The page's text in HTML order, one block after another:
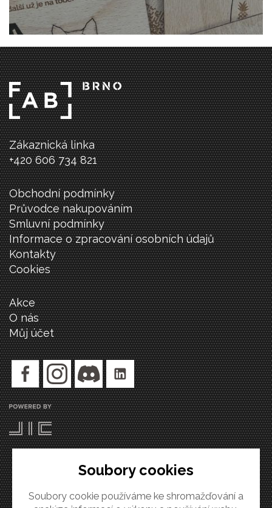
Zákaznická linka
+420 606 734 821
Obchodní podmínky
Průvodce nakupováním
Smluvní podmínky
Informace o zpracování osobních údajů
Kontakty
Cookies
Akce
O nás
Můj účet
Copyright 2020, FabLab Brno.
Soubory cookies
Soubory cookie používáme ke shromažďování a